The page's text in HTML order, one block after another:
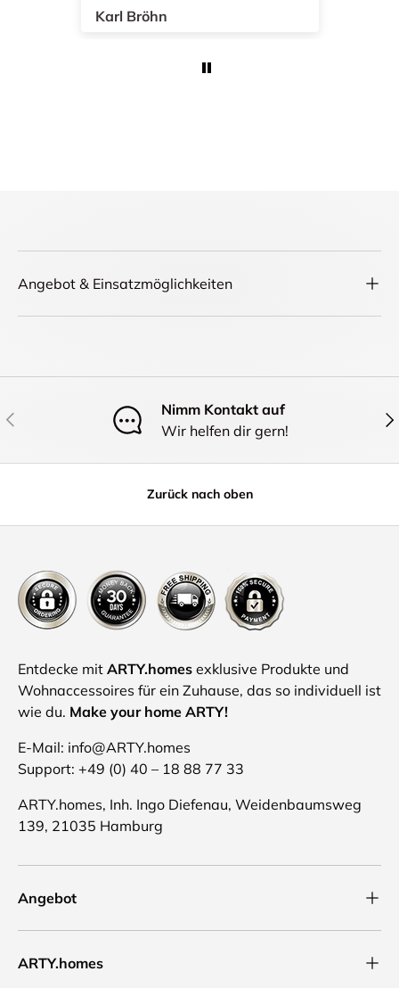
Karl Bröhn
Angebot & Einsatzmöglichkeiten
Vorherige
Nimm Kontakt auf
Wir helfen dir gern!
Zurück nach oben
Entdecke mit ARTY.homes exklusive Produkte und
Wohnaccessoires für ein Zuhause, das so individuell ist
wie du. Make your home ARTY!
E-Mail: info@ARTY.homes
Support: +49 (0) 40 – 18 88 77 33
ARTY.homes, Inh. Ingo Diefenau, Weidenbaumsweg
139, 21035 Hamburg
Angebot
ARTY.homes